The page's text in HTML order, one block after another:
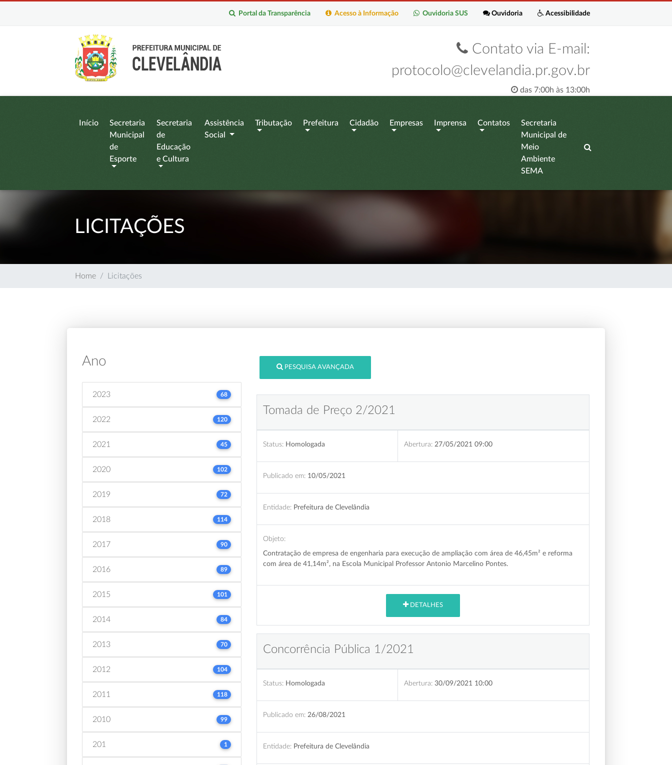
Acessibilidade
Ouvidoria
Ouvidoria SUS
Acesso à Informação
Portal da Transparência
Contato via E-mail:
protocolo@clevelandia.pr.gov.br
das 7:00h às 13:00h
Início
Secretaria
Municipal
de
Esporte
Secretaria
de
Educação
e Cultura
Assistência
Social
Tributação Prefeitura Cidadão Empresas Imprensa Contatos
Secretaria
Municipal de
Meio
Ambiente
SEMA
LICITAÇÕES
Home Licitações
Ano
2023 68
2022 120
2021 45
2020 102
2019 72
2018 114
2017 90
2016 89
2015 101
2014 84
2013 70
2012 104
2011 118
2010 99
201 1
PESQUISA AVANÇADA
Tomada de Preço 2/2021
Status: Homologada Abertura: 27/05/2021 09:00
Publicado em: 10/05/2021
Entidade: Prefeitura de Clevelândia
Objeto:
Contratação de empresa de engenharia para execução de ampliação com área de 46,45m² e reforma
com área de 41,14m², na Escola Municipal Professor Antonio Marcelino Pontes.
DETALHES
Concorrência Pública 1/2021
Status: Homologada Abertura: 30/09/2021 10:00
Publicado em: 26/08/2021
Entidade: Prefeitura de Clevelândia